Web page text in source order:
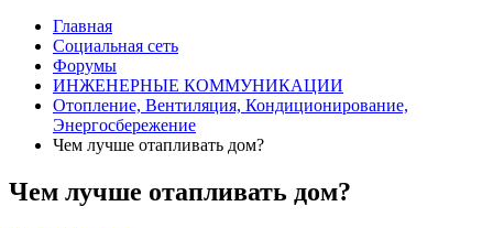
Главная
Социальная сеть
Форумы
ИНЖЕНЕРНЫЕ КОММУНИКАЦИИ
Отопление, Вентиляция, Кондиционирование,
Энергосбережение
Чем лучше отапливать дом?
Чем лучше отапливать дом?